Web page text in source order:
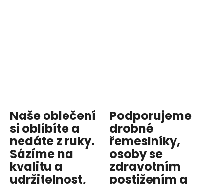
Naše oblečení
si oblíbíte a
nedáte z ruky.
Sázíme na
kvalitu a
udržitelnost,
Podporujeme
drobné
řemeslníky,
osoby se
zdravotním
postižením a